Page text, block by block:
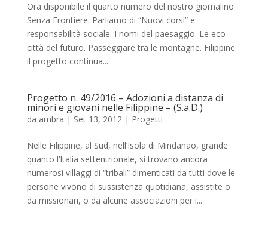
Ora disponibile il quarto numero del nostro giornalino
Senza Frontiere. Parliamo di “Nuovi corsi” e
responsabilità sociale. I nomi del paesaggio. Le eco-
città del futuro. Passeggiare tra le montagne. Filippine:
il progetto continua....
Progetto n. 49/2016 – Adozioni a distanza di
minori e giovani nelle Filippine – (S.a.D.)
da ambra | Set 13, 2012| Progetti
Nelle Filippine, al Sud, nell’Isola di Mindanao, grande
quanto l’Italia settentrionale, si trovano ancora
numerosi villaggi di “tribali” dimenticati da tutti dove le
persone vivono di sussistenza quotidiana, assistite o
da missionari, o da alcune associazioni per i...